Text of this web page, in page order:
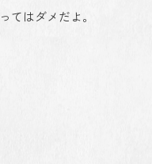
てはダメだよ。